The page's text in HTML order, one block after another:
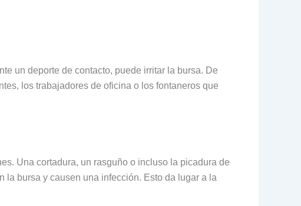
un deporte de contacto, puede irritar la bursa. De
los trabajadores de oficina o los fontaneros que
Una cortadura, un rasguño o incluso la picadura de
la bursa y causen una infección. Esto da lugar a la